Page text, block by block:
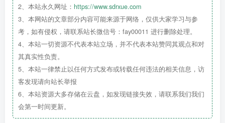
登记方式
手机扫码完成登记~
2、本站永久网址： https://www.sdrxue.com
3、本网站的文章部分内容可能来源于网络，仅供大家学习与参
考，如有侵权，请联系站长微信号：fay00011 进行删除处理。
4、本站一切资源不代表本站立场，并不代表本站赞同其观点和对
其真实性负责。
5、本站一律禁止以任何方式发布或转载任何违法的相关信息，访
客发现请向站长举报
6、本站资源大多存储在云盘，如发现链接失效，请联系我们我们
会第一时间更新。